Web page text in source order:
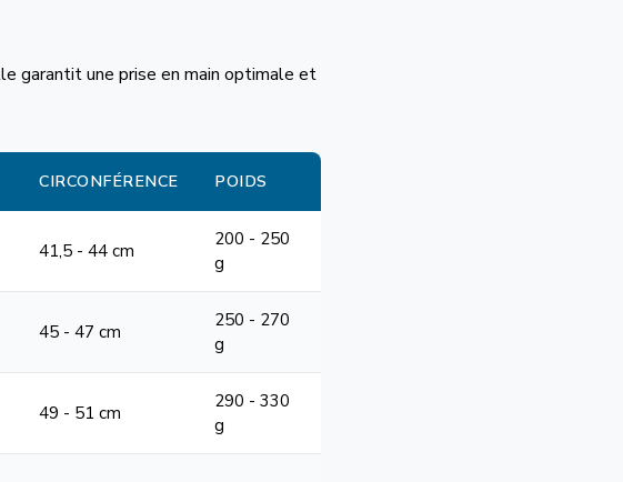
garantit une prise en main optimale et
CIRCONFÉRENCE POIDS
41,5 - 44 cm
200 - 250
g
45 - 47 cm
250 - 270
g
49 - 51 cm
290 - 330
g